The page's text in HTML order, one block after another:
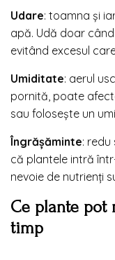
Udare: toamna și
apă. Udă doar
evitând excesul
Umiditate: aerul
pornită, poate
sau folosește un
Îngrășăminte:
că plantele intră
nevoie de nutrienți
Ce plante pot
timp